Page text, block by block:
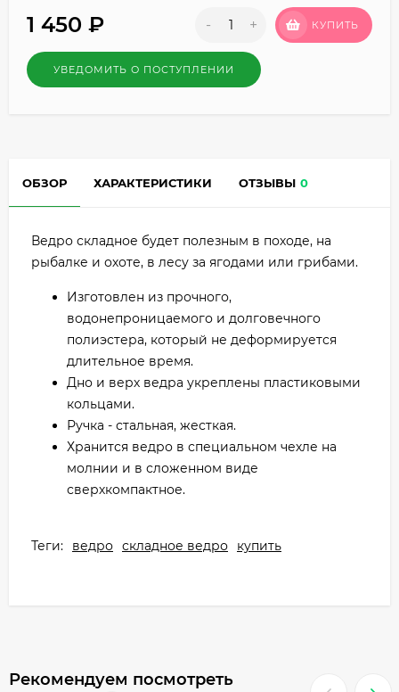
1 450 ₽ - + КУПИТЬ
УВЕДОМИТЬ О ПОСТУПЛЕНИИ
ОБЗОР ХАРАКТЕРИСТИКИ ОТЗЫВЫ 0
Ведро складное будет полезным в походе, на
рыбалке и охоте, в лесу за ягодами или грибами.
Изготовлен из прочного,
водонепроницаемого и долговечного
полиэстера, который не деформируется
длительное время.
Дно и верх ведра укреплены пластиковыми
кольцами.
Ручка - стальная, жесткая.
Хранится ведро в специальном чехле на
молнии и в сложенном виде
сверхкомпактное.
Теги: ведро складное ведро купить
Рекомендуем посмотреть